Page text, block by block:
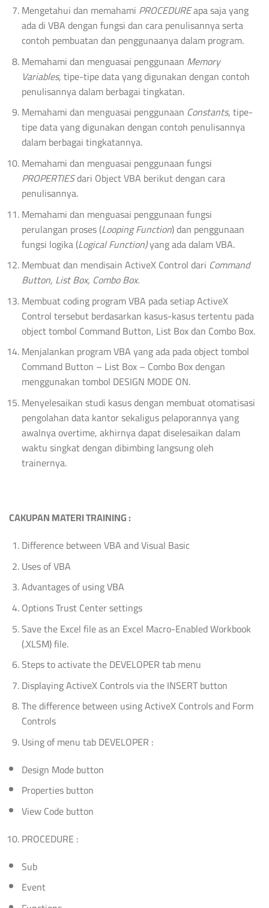
Mengetahui dan memahami PROCEDUREapa saja yang
ada di VBA dengan fungsi dan cara penulisannya serta
contoh pembuatan dan penggunaanya dalam program.
Memahami dan menguasai penggunaan Memory
Variables, tipe-tipe data yang digunakan dengan contoh
penulisannya dalam berbagai tingkatan.
Memahami dan menguasai penggunaan Constants, tipe-
tipe data yang digunakan dengan contoh penulisannya
dalam berbagai tingkatannya.
Memahami dan menguasai penggunaan fungsi
PROPERTIESdari Object VBA berikut dengan cara
penulisannya.
Memahami dan menguasai penggunaan fungsi
perulangan proses (Looping Function) dan penggunaan
fungsi logika (Logical Function)yang ada dalam VBA.
Membuat dan mendisain ActiveX Control dari Command
Button, List Box, Combo Box.
Membuat coding program VBA pada setiap ActiveX
Control tersebut berdasarkan kasus-kasus tertentu pada
object tombol Command Button, List Box dan Combo Box.
Menjalankan program VBA yang ada pada object tombol
Command Button – List Box – Combo Box dengan
menggunakan tombol DESIGN MODE ON.
Menyelesaikan studi kasus dengan membuat otomatisasi
pengolahan data kantor sekaligus pelaporannya yang
awalnya overtime, akhirnya dapat diselesaikan dalam
waktu singkat dengan dibimbing langsung oleh
trainernya.
CAKUPAN MATERI TRAINING :
Difference between VBA and Visual Basic
Uses of VBA
Advantages of using VBA
Options Trust Center settings
Save the Excel file as an Excel Macro-Enabled Workbook
(.XLSM) file.
Steps to activate the DEVELOPER tab menu
Displaying ActiveX Controls via the INSERT button
The difference between using ActiveX Controls and Form
Controls
Using of menu tab DEVELOPER :
Design Mode button
Properties button
View Code button
PROCEDURE :
Sub
Event